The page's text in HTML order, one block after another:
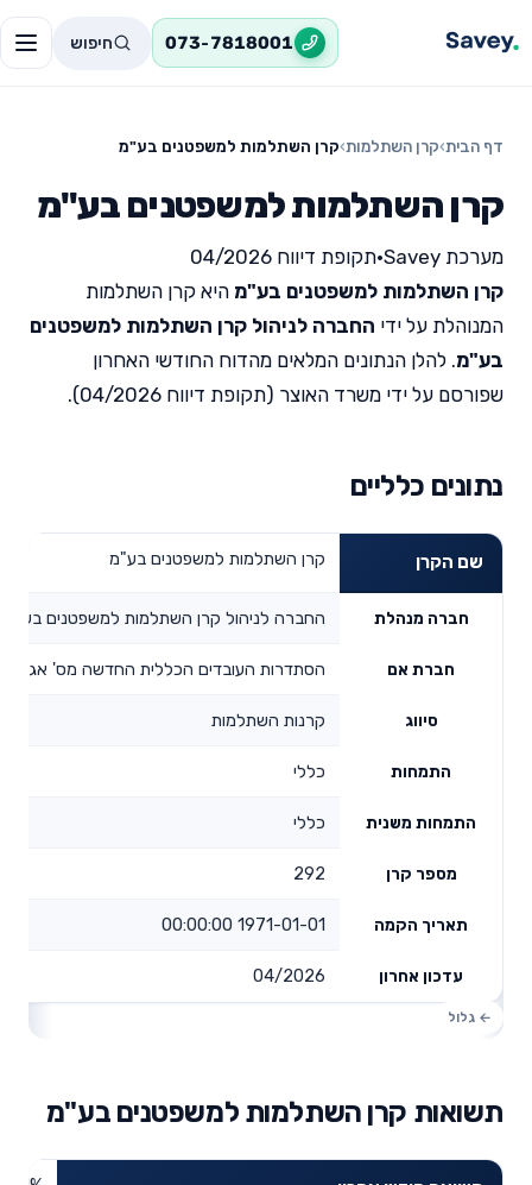
073-7818001 חיפוש
דף הבית›קרן השתלמות›קרן השתלמות למשפטנים בע"מ
קרן השתלמות למשפטנים בע"מ
מערכת Savey •תקופת דיווח 04/2026
קרן השתלמות למשפטנים בע"מ היא קרן השתלמות
המנוהלת על ידי החברה לניהול קרן השתלמות למשפטנים
בע"מ. להלן הנתונים המלאים מהדוח החודשי האחרון
שפורסם על ידי משרד האוצר (תקופת דיווח 04/2026).
נתונים כלליים
שם הקרן קרן השתלמות למשפטנים בע"מ
חברה מנהלת החברה לניהול קרן השתלמות למשפטנים בע"מ
חברת אם הסתדרות העובדים הכללית החדשה מס' אגודה
סיווג קרנות השתלמות
התמחות כללי
התמחות משנית כללי
מספר קרן 292
תאריך הקמה 1971-01-01 00:00:00
עדכון אחרון 04/2026
תשואות קרן השתלמות למשפטנים בע"מ